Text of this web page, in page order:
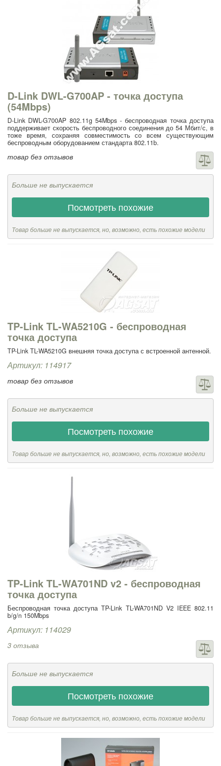
D-Link DWL-G700AP - точка доступа
(54Mbps)
D-Link DWL-G700AP 802.11g 54Mbps - беспроводная точка доступа
поддерживает скорость беспроводного соединения до 54 Мбит/с, в
тоже время, сохраняя совместимость со всем существующим
беспроводным оборудованием стандарта 802.11b.
товар без отзывов
Больше не выпускается
Посмотреть похожие
Товар больше не выпускается, но, возможно, есть похожие модели
TP-Link TL-WA5210G - беспроводная
точка доступа
TP-Link TL-WA5210G внешняя точка доступа с встроенной антенной.
Артикул: 114917
товар без отзывов
Больше не выпускается
Посмотреть похожие
Товар больше не выпускается, но, возможно, есть похожие модели
TP-Link TL-WA701ND v2 - беспроводная
точка доступа
Беспроводная точка доступа TP-Link TL-WA701ND V2 IEEE 802.11
b/g/n 150Mbps
Артикул: 114029
3 отзыва
Больше не выпускается
Посмотреть похожие
Товар больше не выпускается, но, возможно, есть похожие модели